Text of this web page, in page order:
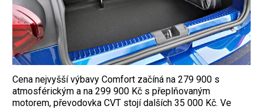
Cena nejvyšší výbavy Comfort začíná na 279 900 s
atmosférickým a na 299 900 Kč s přeplňovaným
motorem, převodovka CVT stojí dalších 35 000 Kč. Ve